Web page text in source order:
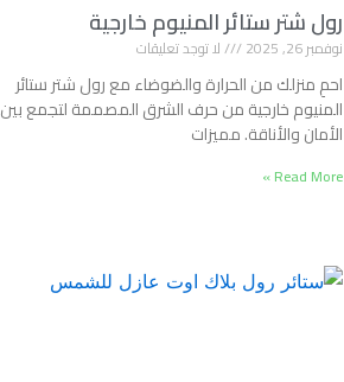
رول شتر ستائر المنيوم خارجية
نوفمبر 26, 2025 لا توجد تعليقات
احمِ منزلك من الحرارة والضوضاء مع رول شتر ستائر
المنيوم خارجية من حرف الشرق المصممة لتجمع بين
الأمان والأناقة. مميزات
Read More »